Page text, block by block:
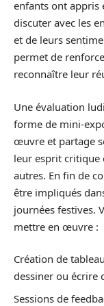
enfants ont appris
discuter avec les
et de leurs
permet de
reconnaître leur
Une évaluation
forme de mini-
œuvre et partage
leur esprit critique
autres. En fin de
être impliqués
journées festives.
mettre en œuvre :
Création de
dessiner ou écrire
Sessions de